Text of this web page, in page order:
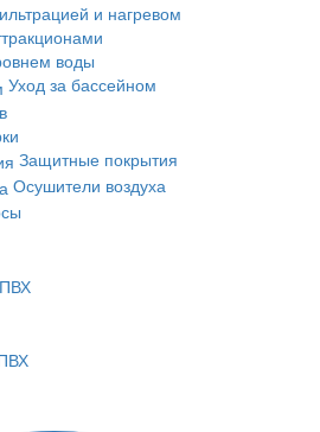
и нагревом
воды
Уход за бассейном
Защитные покрытия
Осушители воздуха